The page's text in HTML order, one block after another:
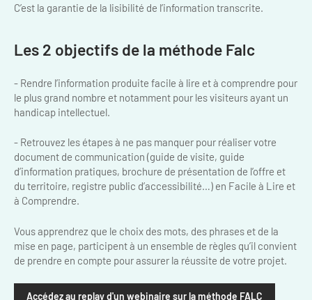
Améliorer l’expérience de vos visiteurs
Besoins et attentes des visiteurs
Partage d'expériences professionnelles
Accessibilité
Tourisme & Handicap
Nos publics en situation de handicap
City Tours
Incentive et team building
Agences Réceptives et évènementielles
Services, Wifi, cartes
Autocaristes/Transporteurs/transféristes
Magazine Paris Region
Newsletter BtoB
C’est la garantie de la lisibilité de l’information transcrite.
Les 2 objectifs de la méthode Falc
- Rendre l’information produite facile à lire et à comprendre pour
le plus grand nombre et notamment pour les visiteurs ayant un
handicap intellectuel.
- Retrouvez les étapes à ne pas manquer pour réaliser votre
document de communication (guide de visite, guide
d’information pratiques, brochure de présentation de l’offre et
du territoire, registre public d’accessibilité…) en Facile à Lire et
à Comprendre.
Vous apprendrez que le choix des mots, des phrases et de la
mise en page, participent à un ensemble de règles qu’il convient
de prendre en compte pour assurer la réussite de votre projet.
Accédez au replay d'un webinaire sur la méthode FALC